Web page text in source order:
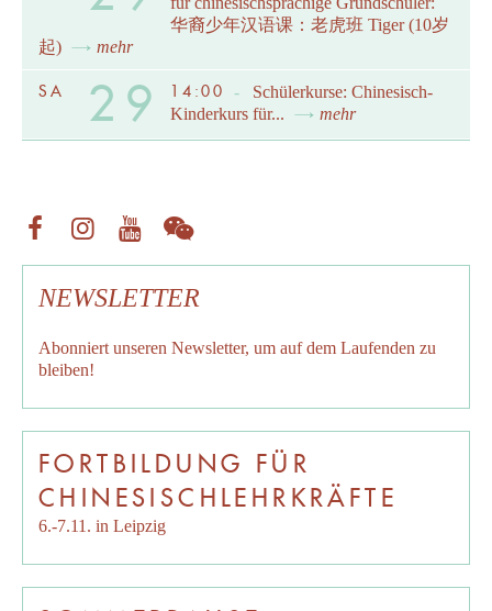
华裔少年汉语课：老虎班 Tiger (10岁
起)
mehr
SA 29 14:00 -
Schülerkurse: Chinesisch-
Kinderkurs für...
mehr
NEWSLETTER
Abonniert unseren Newsletter, um auf dem Laufenden zu
bleiben!
FORTBILDUNG FÜR
CHINESISCHLEHRKRÄFTE
6.-7.11. in Leipzig